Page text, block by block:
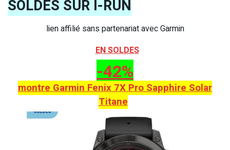
SOLDES SUR I-RUN
lien affilié sans partenariat avec Garmin
EN SOLDES
-42%
montre Garmin Fenix 7X Pro Sapphire Solar
Titane